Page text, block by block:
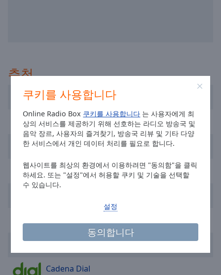
쿠키를 사용합니다
Online Radio Box 쿠키를 사용합니다 는 사용자에게 최
상의 서비스를 제공하기 위해 선호하는 라디오 방송국 및
음악 장르, 사용자의 즐겨찾기, 방송국 리뷰 및 기타 다양
한 서비스에서 개인 데이터 처리를 필요로 합니다.
웹사이트를 최상의 환경에서 이용하려면 "동의함"을 클릭
하세요. 또는 "설정"에서 허용할 쿠키 및 기술을 선택할
수 있습니다.
동의합니다
설정
Picture
modal
window.
window.
cancel
the
window.
추천
Cadena 100 Barcelona
Flaix FM
Cadena SER
Nostalgia Fm
Onda Cero Barcelona
Cadena Dial